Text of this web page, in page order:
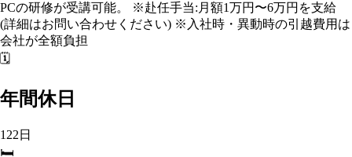
PCの研修が受講可能。 ※赴任手当:月額1万円〜6万円を支給
(詳細はお問い合わせください) ※入社時・異動時の引越費用は
会社が全額負担
🗓️
年間休日
122日
🛏️